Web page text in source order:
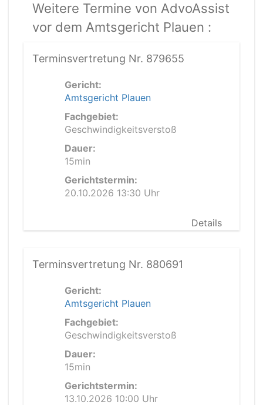
Weitere Termine von AdvoAssist
vor dem Amtsgericht Plauen :
Terminsvertretung Nr. 879655
Gericht:
Amtsgericht Plauen
Fachgebiet:
Geschwindigkeitsverstoß
Dauer:
15min
Gerichtstermin:
20.10.2026 13:30 Uhr
Details
Terminsvertretung Nr. 880691
Gericht:
Amtsgericht Plauen
Fachgebiet:
Geschwindigkeitsverstoß
Dauer:
15min
Gerichtstermin:
13.10.2026 10:00 Uhr